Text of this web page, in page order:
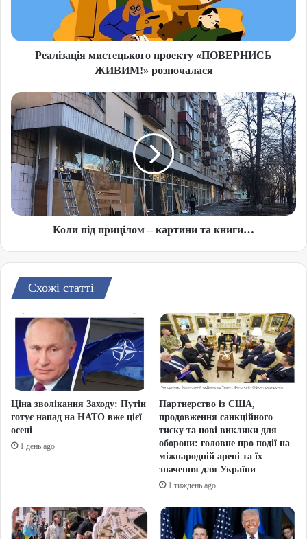
Реалізація мистецького проекту «ПОВЕРНИСЬ
ЖИВИМ!» розпочалася
Коли під прицілом – картини та книги…
Схожі статті
Ціна зволікання Заходу: Путін
готує напад на НАТО вже цієї
осені
1 день ago
Партнерство із США,
продовження санкційного
тиску та нові виклики для
оборони: головне про події на
міжнародній арені та їх
значення для України
1 тиждень ago